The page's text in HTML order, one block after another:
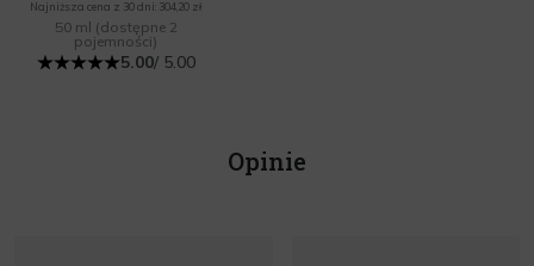
Najniższa cena z 30 dni: 304,20 zł
50 ml (dostępne 2
pojemności)
5.00/ 5.00
Opinie